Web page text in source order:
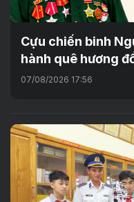
Cựu chiến binh
hành quê hương
07/08/2026 17:56